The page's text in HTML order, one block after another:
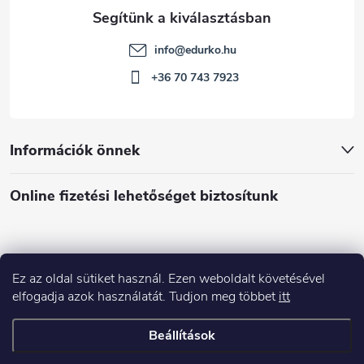
Ez az oldal sütiket használ. Ezen weboldalt követésével
elfogadja azok használatát. Tudjon meg többet itt
Beállítások
Információk önnek
Online fizetési lehetőséget biztosítunk
Á
r
u
info@edurko.hu
+36 70 743 7923